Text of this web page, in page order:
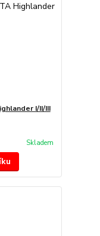
I/II/III
Skladem